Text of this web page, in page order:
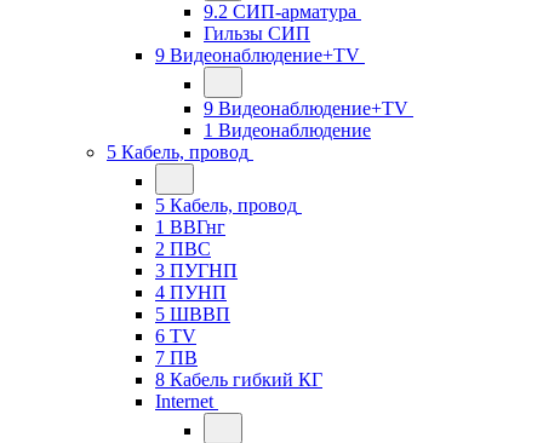
9.2 СИП-арматура
Гильзы СИП
9 Видеонаблюдение+TV
9 Видеонаблюдение+TV
1 Видеонаблюдение
5 Кабель, провод
5 Кабель, провод
1 ВВГнг
2 ПВС
3 ПУГНП
4 ПУНП
5 ШВВП
6 TV
7 ПВ
8 Кабель гибкий КГ
Internet